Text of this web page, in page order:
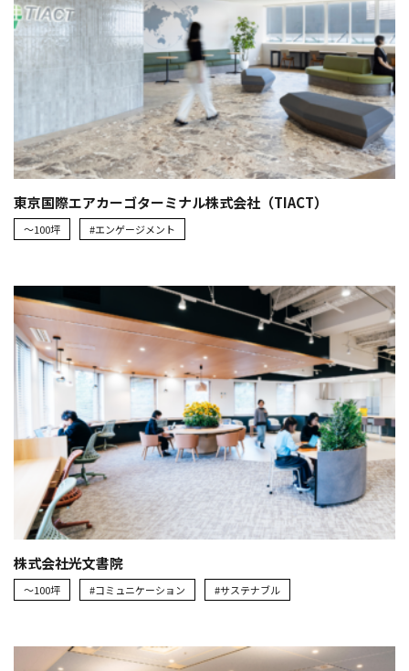
東京国際エアカーゴターミナル株式会社（TIACT）
～100坪 #エンゲージメント
株式会社光文書院
～100坪 #コミュニケーション #サステナブル